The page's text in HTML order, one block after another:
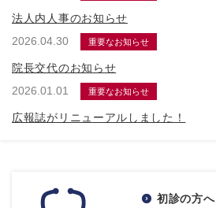
法人内人事のお知らせ
2026.04.30
重要なお知らせ
院長交代のお知らせ
2026.01.01
重要なお知らせ
広報誌がリニューアルしました！
初診の方へ